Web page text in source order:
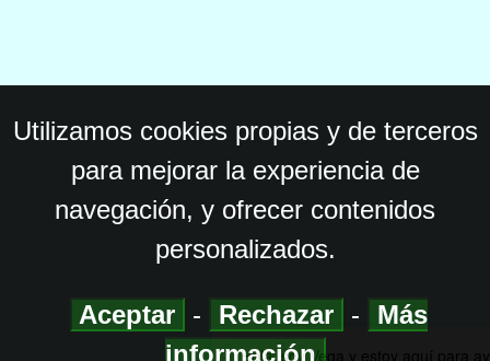
Utilizamos cookies propias y de terceros
para mejorar la experiencia de
navegación, y ofrecer contenidos
personalizados.
Aceptar - Rechazar -
Más
información